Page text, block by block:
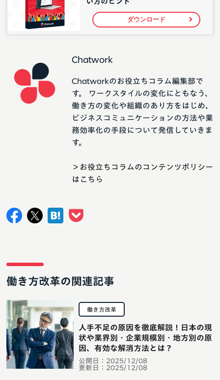
ダウンロード
Chatwork
Chatworkのお役立ちコラム編集部で
す。 ワークスタイルの変化にともなう、
働き方の変化や組織のあり方をはじめ、
ビジネスコミュニケーションの方法や業
務効率化の手段について発信していきま
す。
＞お役立ちコラムのコンテンツポリシー
はこちら
働き方改革の関連記事
働き方改革
公開日： 2025/12/08
更新日： 2025/12/08
人手不足の原因を徹底解説！日本の現
状や業界別・企業規模別・地方別の原
因、有効な解消方法とは？